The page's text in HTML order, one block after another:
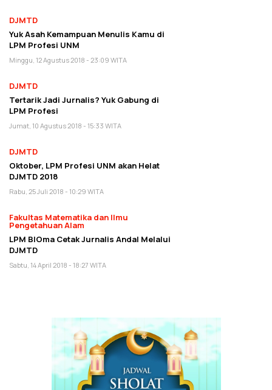
DJMTD
Yuk Asah Kemampuan Menulis Kamu di
LPM Profesi UNM
Minggu, 12 Agustus 2018 - 23:09 WITA
DJMTD
Tertarik Jadi Jurnalis? Yuk Gabung di
LPM Profesi
Jumat, 10 Agustus 2018 - 15:33 WITA
DJMTD
Oktober, LPM Profesi UNM akan Helat
DJMTD 2018
Rabu, 25 Juli 2018 - 10:29 WITA
Fakultas Matematika dan Ilmu
Pengetahuan Alam
LPM BIOma Cetak Jurnalis Andal Melalui
DJMTD
Sabtu, 14 April 2018 - 18:27 WITA